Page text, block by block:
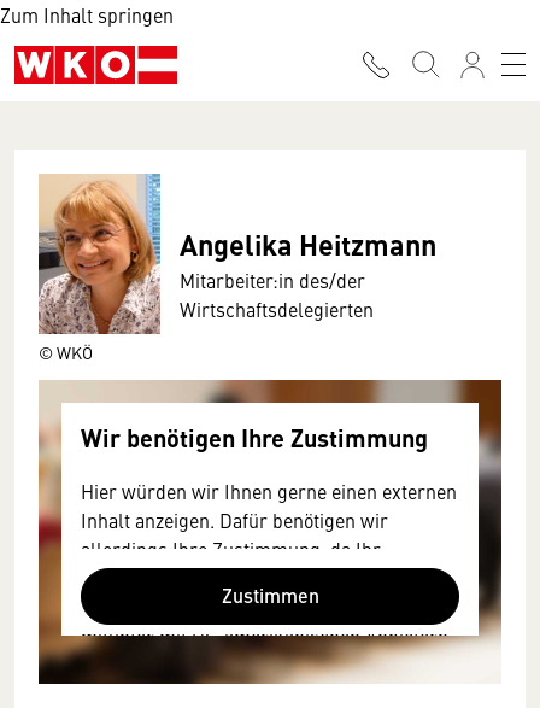
Zum Inhalt springen
© WKÖ
Angelika Heitzmann
Mitarbeiter:in des/der
Wirtschaftsdelegierten
Wir benötigen Ihre Zustimmung
Hier würden wir Ihnen gerne einen externen
Inhalt anzeigen. Dafür benötigen wir
allerdings Ihre Zustimmung, da Ihr
Browser personenbezogene technische
Daten zu Geräten und Nutzerverhalten
mitunter mit US-amerikanischen Anbietern
austauscht.
Zustimmen